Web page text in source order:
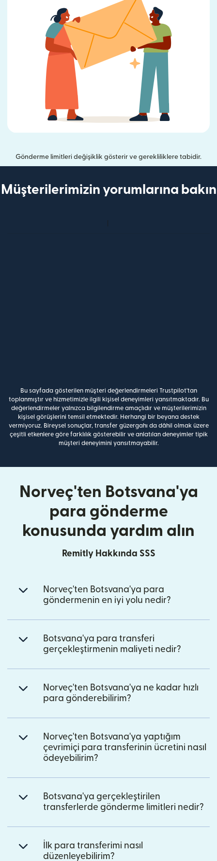
Gönderme limitleri değişiklik gösterir ve gerekliliklere tabidir.
Müşterilerimizin yorumlarına bakın
Bu sayfada gösterilen müşteri değerlendirmeleri Trustpilot'tan
toplanmıştır ve hizmetimizle ilgili kişisel deneyimleri yansıtmaktadır. Bu
değerlendirmeler yalnızca bilgilendirme amaçlıdır ve müşterilerimizin
kişisel görüşlerini temsil etmektedir. Herhangi bir beyana destek
vermiyoruz. Bireysel sonuçlar, transfer güzergahı da dâhil olmak üzere
çeşitli etkenlere göre farklılık gösterebilir ve anlatılan deneyimler tipik
müşteri deneyimini yansıtmayabilir.
Norveç'ten Botsvana'ya
para gönderme
konusunda yardım alın
Remitly Hakkında SSS
Norveç'ten Botsvana'ya para
göndermenin en iyi yolu nedir?
Botsvana'ya para transferi
gerçekleştirmenin maliyeti nedir?
Norveç'ten Botsvana'ya ne kadar hızlı
para gönderebilirim?
Norveç'ten Botsvana'ya yaptığım
çevrimiçi para transferinin ücretini nasıl
ödeyebilirim?
Botsvana'ya gerçekleştirilen
transferlerde gönderme limitleri nedir?
İlk para transferimi nasıl
düzenleyebilirim?